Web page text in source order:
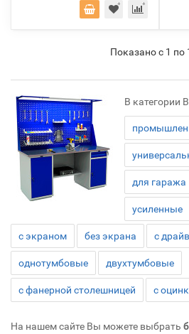
Показано с 1 по
В категории
для гаража
усиленные
с экраном без экрана с
однотумбовые двухтумбовые
с фанерной столешницей с
На нашем сайте Вы можете выбрать